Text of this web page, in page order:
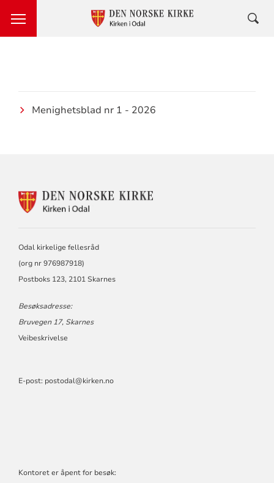
Menighetsblad nr 1 - 2026
KONTAKTINFORMASJON
Odal kirkelige fellesråd
(org nr 976987918)
Postboks 123, 2101 Skarnes
Besøksadresse:
Bruvegen 17, Skarnes
Veibeskrivelse
E-post: postodal@kirken.no
Kontoret er åpent for besøk: